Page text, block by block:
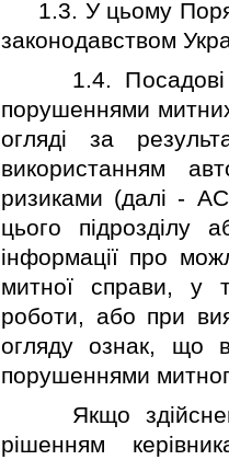
1.3. У цьому
законодавством
1.4. Посадовi
порушеннями
оглядi за
використанням
ризиками (далi -
цього пiдроздiлу
iнформацiї про
митної справи, у
роботи, або при
огляду ознак, що
порушеннями
Якщо
рiшенням